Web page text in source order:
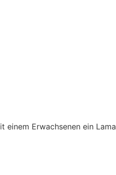
einem Erwachsenen ein Lama